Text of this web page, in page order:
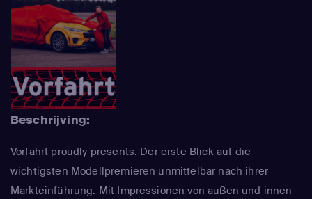
Beschrijving:
Vorfahrt proudly presents: Der erste Blick auf die
wichtigsten Modellpremieren unmittelbar nach ihrer
Markteinführung. Mit Impressionen von außen und innen